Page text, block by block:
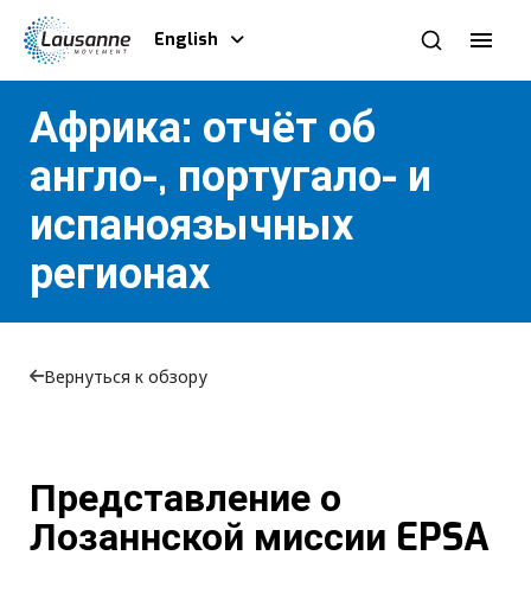
English
Африка: отчёт об
англо-, португало- и
испаноязычных
регионах
Вернуться к обзору
Представление о
Лозаннской миссии EPSA